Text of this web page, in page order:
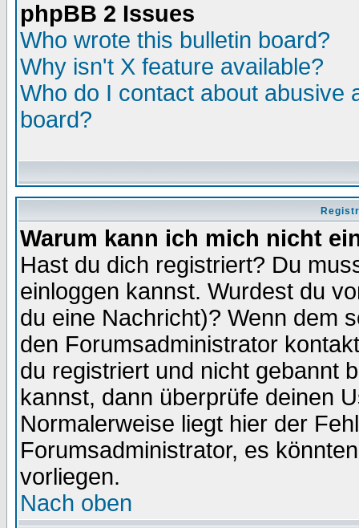
phpBB 2 Issues
Who wrote this bulletin board?
Why isn't X feature available?
Who do I contact about abusive
board?
Warum kann ich mich nicht
Hast du dich registriert? Du
einloggen kannst. Wurdest du
du eine Nachricht)? Wenn dem
den Forumsadministrator
du registriert und nicht gebannt
kannst, dann überprüfe deinen
Normalerweise liegt hier der
Forumsadministrator, es
vorliegen.
Nach oben